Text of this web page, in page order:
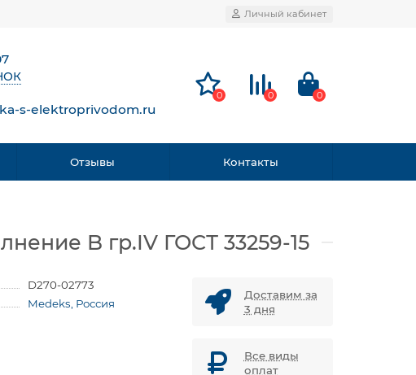
Личный кабинет
s-elektroprivodom.ru
0 0 0
Отзывы Контакты
B гр.IV ГОСТ 33259-15
D270-02773
Medeks, Россия
Доставим за
3 дня
Все виды
оплат